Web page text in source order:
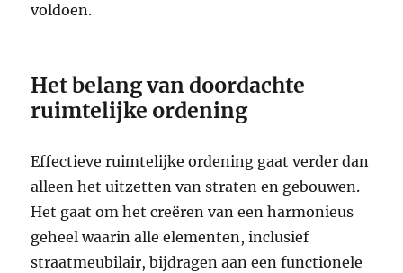
voldoen.
Het belang van doordachte
ruimtelijke ordening
Effectieve ruimtelijke ordening gaat verder dan
alleen het uitzetten van straten en gebouwen.
Het gaat om het creëren van een harmonieus
geheel waarin alle elementen, inclusief
straatmeubilair, bijdragen aan een functionele